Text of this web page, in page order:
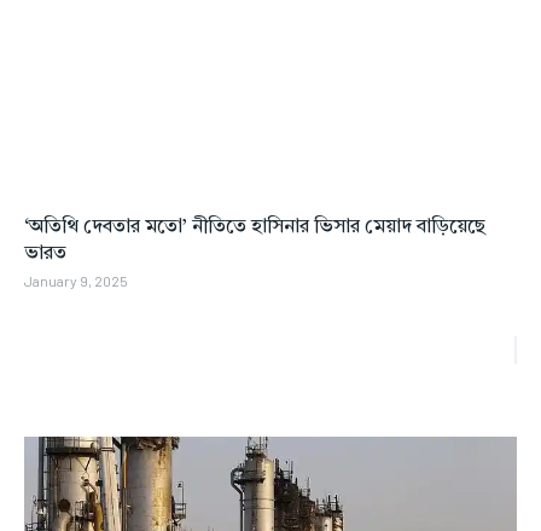
‘অতিথি দেবতার মতো’ নীতিতে হাসিনার ভিসার মেয়াদ বাড়িয়েছে
ভারত
January 9, 2025